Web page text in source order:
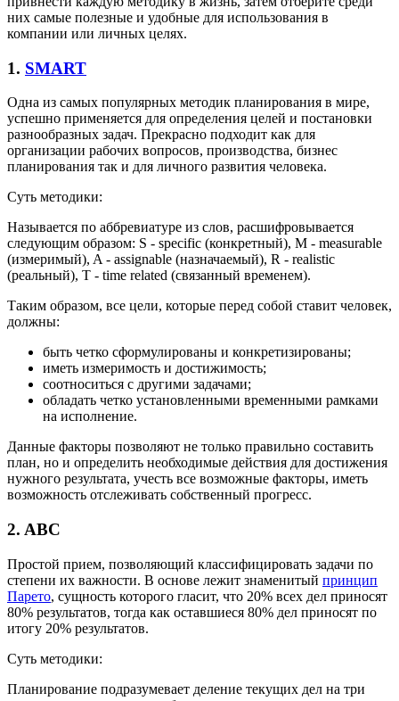
них самые полезные и удобные для использования в
компании или личных целях.
1. SMART
Одна из самых популярных методик планирования в мире,
успешно применяется для определения целей и постановки
разнообразных задач. Прекрасно подходит как для
организации рабочих вопросов, производства, бизнес
планирования так и для личного развития человека.
Суть методики:
Называется по аббревиатуре из слов, расшифровывается
следующим образом: S - specific (конкретный), M - measurable
(измеримый), A - assignable (назначаемый), R - realistic
(реальный), T - time related (связанный временем).
Таким образом, все цели, которые перед собой ставит человек,
должны:
быть четко сформулированы и конкретизированы;
иметь измеримость и достижимость;
соотноситься с другими задачами;
обладать четко установленными временными рамками
на исполнение.
Данные факторы позволяют не только правильно составить
план, но и определить необходимые действия для достижения
нужного результата, учесть все возможные факторы, иметь
возможность отслеживать собственный прогресс.
2. ABC
Простой прием, позволяющий классифицировать задачи по
степени их важности. В основе лежит знаменитый принцип
Парето, сущность которого гласит, что 20% всех дел приносят
80% результатов, тогда как оставшиеся 80% дел приносят по
итогу 20% результатов.
Суть методики:
Планирование подразумевает деление текущих дел на три